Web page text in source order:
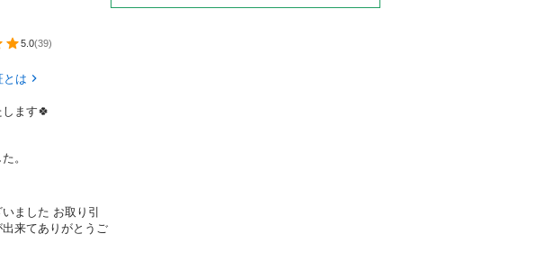
5.0(39)
とは
ます🍀
。
ました お取り引
来てありがとうご